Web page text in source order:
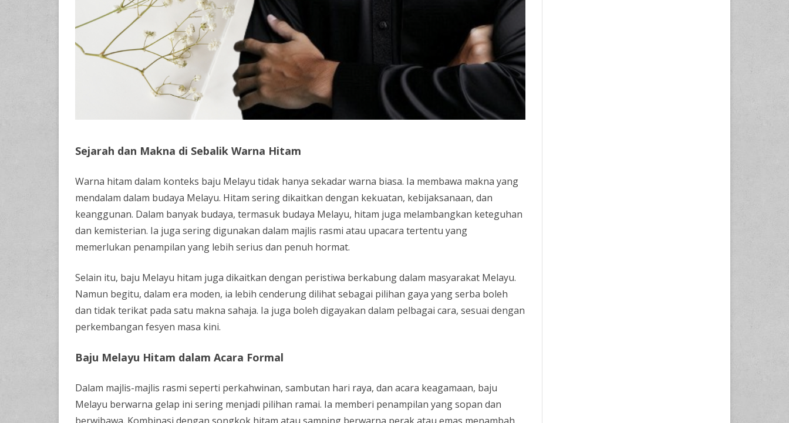
Sejarah dan Makna di Sebalik Warna Hitam
Warna hitam dalam konteks baju Melayu tidak hanya sekadar warna biasa. Ia membawa makna yang
mendalam dalam budaya Melayu. Hitam sering dikaitkan dengan kekuatan, kebijaksanaan, dan
keanggunan. Dalam banyak budaya, termasuk budaya Melayu, hitam juga melambangkan keteguhan
dan kemisterian. Ia juga sering digunakan dalam majlis rasmi atau upacara tertentu yang
memerlukan penampilan yang lebih serius dan penuh hormat.
Selain itu, baju Melayu hitam juga dikaitkan dengan peristiwa berkabung dalam masyarakat Melayu.
Namun begitu, dalam era moden, ia lebih cenderung dilihat sebagai pilihan gaya yang serba boleh
dan tidak terikat pada satu makna sahaja. Ia juga boleh digayakan dalam pelbagai cara, sesuai dengan
perkembangan fesyen masa kini.
Baju Melayu Hitam dalam Acara Formal
Dalam majlis-majlis rasmi seperti perkahwinan, sambutan hari raya, dan acara keagamaan, baju
Melayu berwarna gelap ini sering menjadi pilihan ramai. Ia memberi penampilan yang sopan dan